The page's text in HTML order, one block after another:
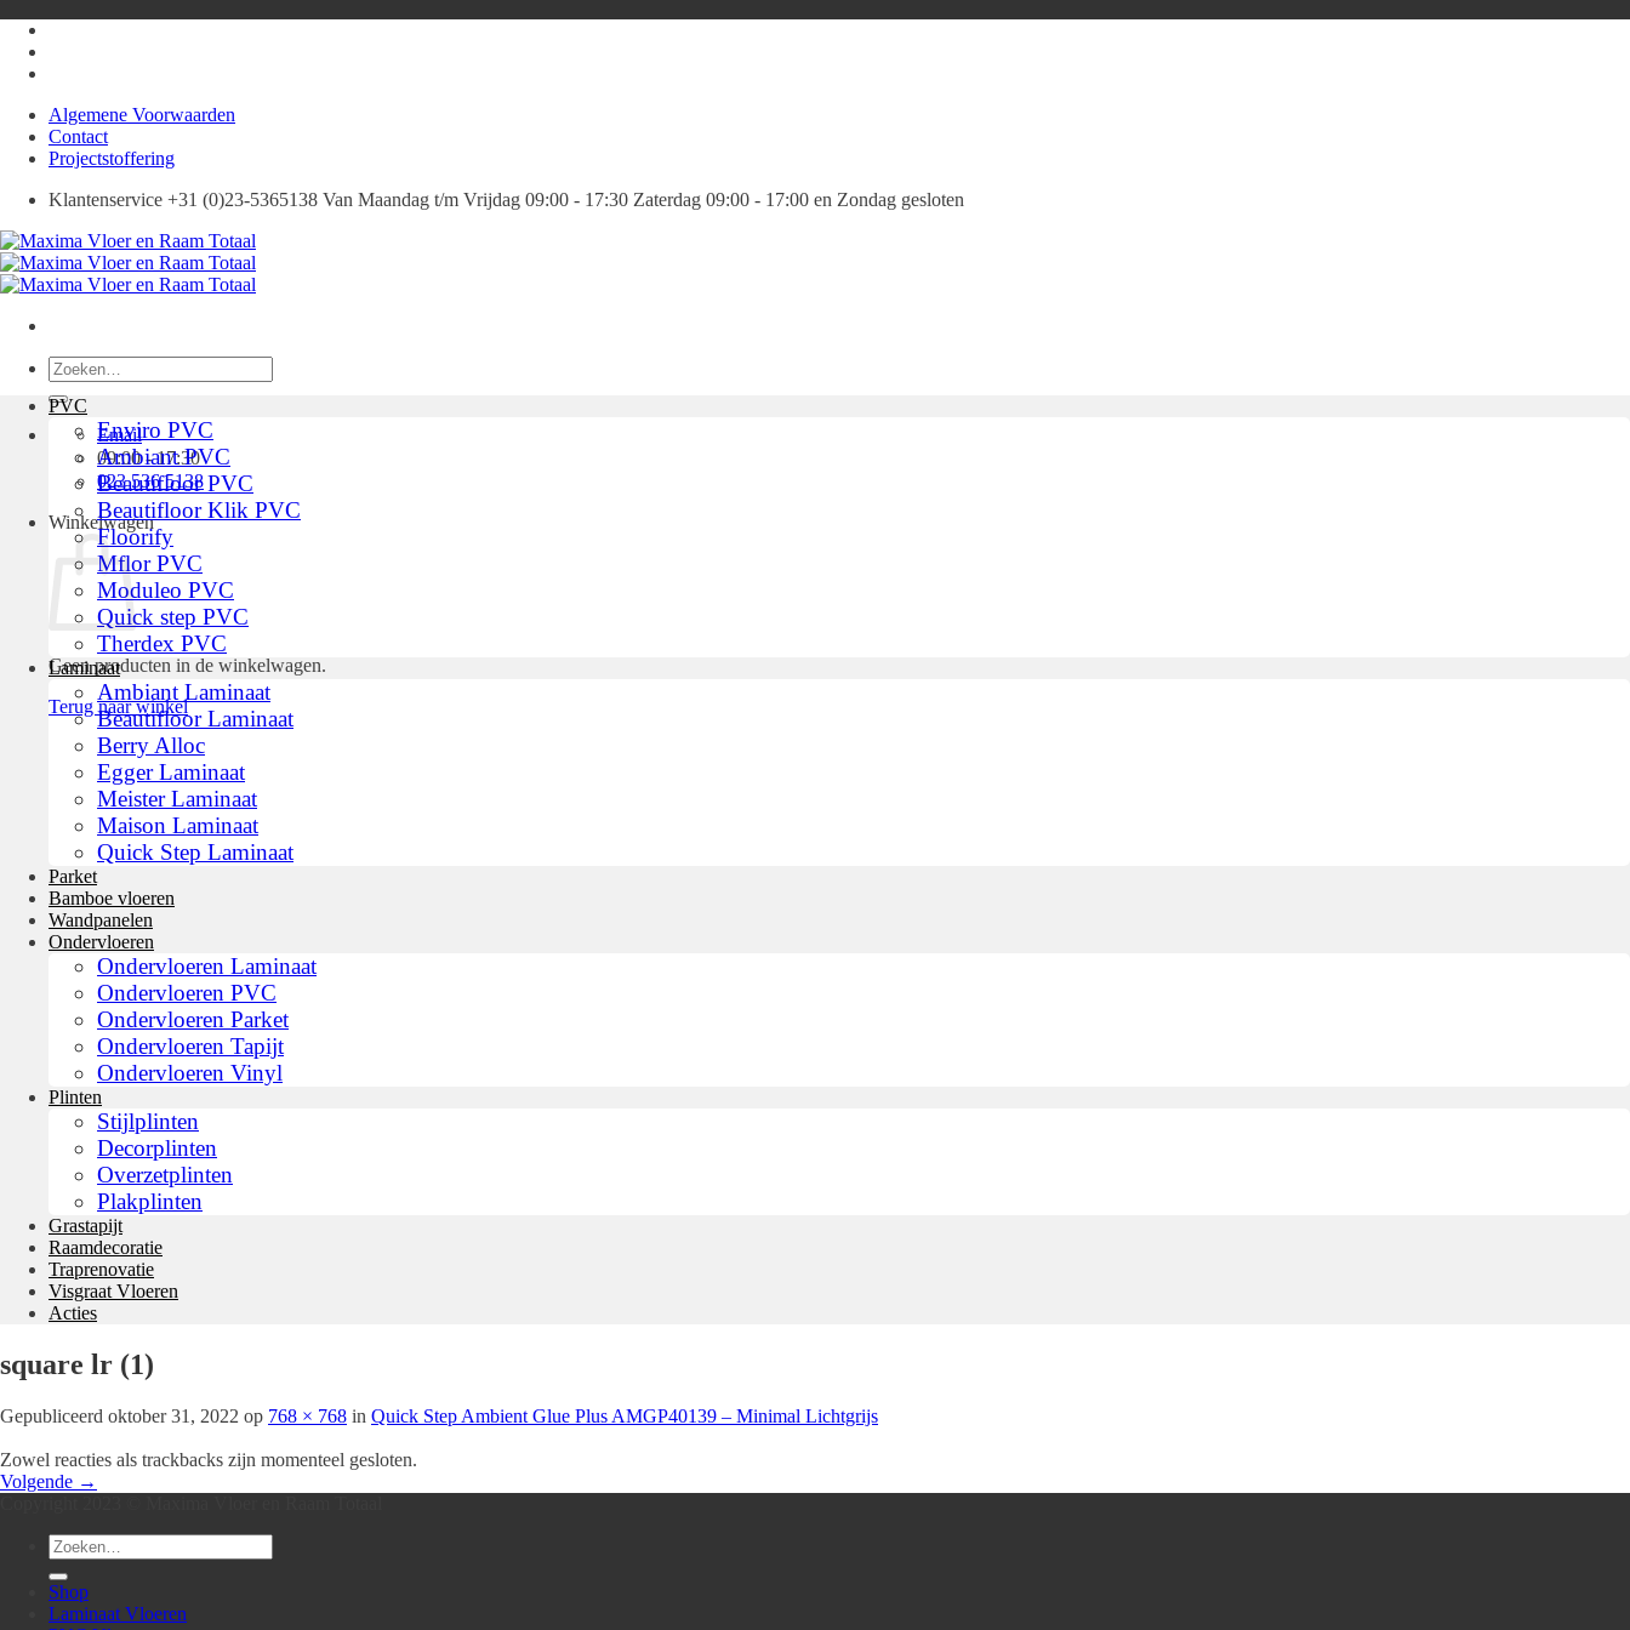
naar
inhoud
Algemene Voorwaarden
Contact
Projectstoffering
Klantenservice +31 (0)23-5365138 Van Maandag t/m Vrijdag 09:00 - 17:30 Zaterdag 09:00 - 17:00 en Zondag gesloten
Zoeken
naar:
Email
09:00 - 17:30
023 536 5138
Winkelwagen
Geen producten in de winkelwagen.
Terug naar winkel
PVC
Enviro PVC
Ambiant PVC
Beautifloor PVC
Beautifloor Klik PVC
Floorify
Mflor PVC
Moduleo PVC
Quick step PVC
Therdex PVC
Laminaat
Ambiant Laminaat
Beautifloor Laminaat
Berry Alloc
Egger Laminaat
Meister Laminaat
Maison Laminaat
Quick Step Laminaat
Parket
Bamboe vloeren
Wandpanelen
Ondervloeren
Ondervloeren Laminaat
Ondervloeren PVC
Ondervloeren Parket
Ondervloeren Tapijt
Ondervloeren Vinyl
Plinten
Stijlplinten
Decorplinten
Overzetplinten
Plakplinten
Grastapijt
Raamdecoratie
Traprenovatie
Visgraat Vloeren
Acties
square lr (1)
Gepubliceerd oktober 31, 2022 op 768 × 768 in Quick Step Ambient Glue Plus AMGP40139 – Minimal Lichtgrijs
Zowel reacties als trackbacks zijn momenteel gesloten.
Volgende →
Zoeken
naar:
Shop
Laminaat Vloeren